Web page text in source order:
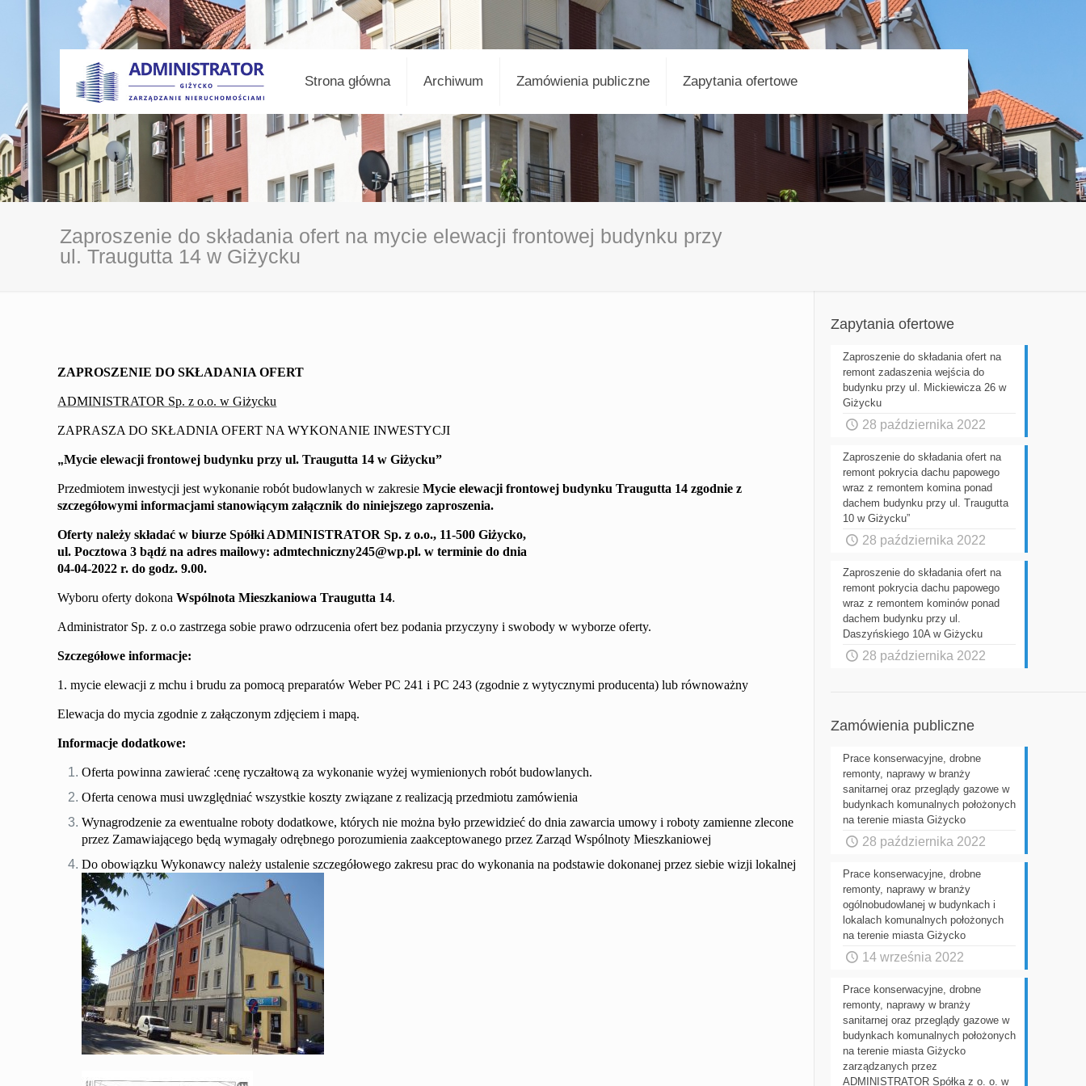
Strona główna Archiwum Zamówienia publiczne Zapytania ofertowe
Zaproszenie do składania ofert na mycie elewacji frontowej budynku przy
ul. Traugutta 14 w Giżycku
ZAPROSZENIE DO SKŁADANIA OFERT
ADMINISTRATOR Sp. z o.o. w Giżycku
ZAPRASZA DO SKŁADNIA OFERT NA WYKONANIE INWESTYCJI
„Mycie elewacjifrontowejbudynku przy ul.Traugutta 14w Giżycku”
Przedmiotem inwestycji jest wykonanie robót budowlanych w zakresieMycie elewacjifrontowejbudynkuTraugutta 14zgodnie z
szczegółowymi informacjami stanowiącym załącznik do niniejszego zaproszenia.
Oferty należy składaćw biurze Spółki ADMINISTRATORSp. z o.o., 11-500 Giżycko,
ul. Pocztowa 3bądź na adres mailowy:admtechniczny245@wp.pl.w terminie do dnia
04-04-2022 r. do godz.9.00.
Wyboru oferty dokonaWspólnota MieszkaniowaTraugutta 14.
Administrator Sp. z o.o zastrzega sobie prawo odrzucenia ofert bez podania przyczyny i swobody w wyborze oferty.
Szczegółowe informacje:
1. mycie elewacji z mchu i brudu za pomocą preparatów Weber PC 241 i PC 243 (zgodnie z wytycznymi producenta) lub równoważny
Elewacja do mycia zgodnie z załączonym zdjęciem i mapą.
Informacje dodatkowe:
Oferta powinna zawierać :cenę ryczałtową za wykonanie wyżej wymienionych robót budowlanych.
Oferta cenowa musi uwzględniać wszystkie koszty związane z realizacją przedmiotu zamówienia
Wynagrodzenie za ewentualne roboty dodatkowe, których nie można było przewidzieć do dnia zawarcia umowy i roboty zamienne zlecone
przez Zamawiającego będą wymagały odrębnego porozumienia zaakceptowanego przez Zarząd Wspólnoty Mieszkaniowej
Do obowiązku Wykonawcy należy ustalenie szczegółowego zakresu prac do wykonania na podstawie dokonanej przez siebie wizji lokalnej
Zapytania ofertowe
Zaproszenie do składania ofert na
remont zadaszenia wejścia do
budynku przy ul. Mickiewicza 26 w
Giżycku
28 października 2022
Zaproszenie do składania ofert na
remont pokrycia dachu papowego
wraz z remontem komina ponad
dachem budynku przy ul. Traugutta
10 w Giżycku”
28 października 2022
Zaproszenie do składania ofert na
remont pokrycia dachu papowego
wraz z remontem kominów ponad
dachem budynku przy ul.
Daszyńskiego 10A w Giżycku
28 października 2022
Zamówienia publiczne
Prace konserwacyjne, drobne
remonty, naprawy w branży
sanitarnej oraz przeglądy gazowe w
budynkach komunalnych położonych
na terenie miasta Giżycko
28 października 2022
Prace konserwacyjne, drobne
remonty, naprawy w branży
ogólnobudowlanej w budynkach i
lokalach komunalnych położonych
na terenie miasta Giżycko
14 września 2022
Prace konserwacyjne, drobne
remonty, naprawy w branży
sanitarnej oraz przeglądy gazowe w
budynkach komunalnych położonych
na terenie miasta Giżycko
zarządzanych przez
ADMINISTRATOR Spółka z o. o. w